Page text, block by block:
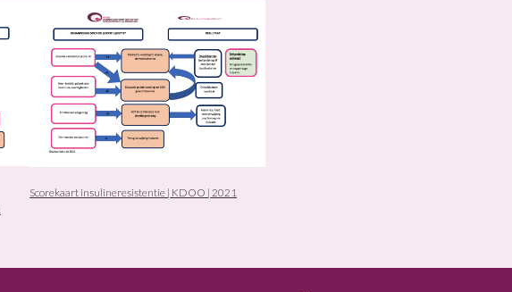
Scorekaart insulineresistentie | KDOO | 2021